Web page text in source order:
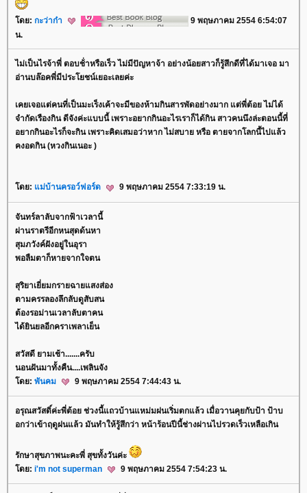
ดย: กะว่าก๋า
9 พฤษภาคม 2554 6:54:07
น.
ไม่เป็นไรจ้าพี่ ตอบช้่าหรือเร็ว ไม่มีปัญหาจ้า อย่างน้อยสาวก็รู้สึกดีที่ได้มาเจอ มา
อ่านบล๊อคพี่มีประโยชน์เยอะเลยค่ะ
เคยเจอแต่คนที่เป็นมะเร็งเค้าจะมีของห้ามกินสารพัดอย่างมาก แต่พี่ต้อย ไม่ได้
จำกัดเรืองกิน ดีจังค่ะแบบนี้ เพราะอยากกินอะไรเราก็ได้กิน สาวคนนึงล่ะตอนนี้ที่
อยากกินอะไรก็จะกิน เพราะคิดเสมอว่าหาก ไม่สบาย หรือ ตายจากโลกนี้ไปแล้ว
คงอดกิน (หวงกินเนอะ )
ดย: ม่บ้านครอว์ฟอร์ด 9 พฤษภาคม 2554 7:33:19 น.
จันทร์ลาลับจากฟ้าเวลานี้
ผ่านราตรีอีกหนสุดด้นหา
สุมภวังค์ฝังอยู่ในอุรา
พอลืมตาก็หายจากใจตน
สุริยาเยี่ยมกรายฉายแสงส่อง
ตามครรลองลึกลับดูสับสน
ต้องรอม่านเวลาลับตาคน
ได้ยินยลอีกคราเพลาเย็น
สวัสดี ยามเช้า.......ครับ
นอนฝันมาทั้งคืน....เพลินจัง
ดย: พันคม 9 พฤษภาคม 2554 7:44:43 น.
อรุณสวัสดิ์ค่ะพี่ต้อย ช่วงนี้แถวบ้านแหม่มฝนเริ่มตกแล้ว เมื่อวานคุยกับป้า ป้าบ
อกว่าเข้าฤดูฝนแล้ว มันทำให้รู้สึกว่า หน้าร้อนปีนี้ช่างผ่านไปรวดเร็วเหลือเกิน
รักษาสุขภาพนะคะพี่ สุขทั้งวันค่ะ
ดย: i'm not superman 9 พฤษภาคม 2554 7:54:23 น.